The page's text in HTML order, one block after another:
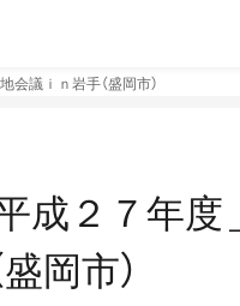
議ｉｎ岩手（盛岡市）
２７年度＿
岡市）